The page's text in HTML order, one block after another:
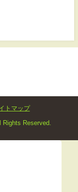
トマップ
Reserved.